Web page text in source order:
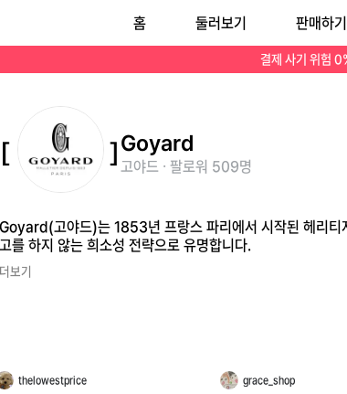
자 패턴의 고야딘 캔버스가 시그니처이며, 광고를 하지 않는 희소성 전략으로 유명합니다.
결제 사기 위험
홈 둘러보기 판매하기
Goyard
고야드 · 팔로워 509명
Goyard(고야드)는 1853년 프랑스 파리에서 시작된 헤리티
고를 하지 않는 희소성 전략으로 유명합니다.
더보기
thelowestprice grace_shop